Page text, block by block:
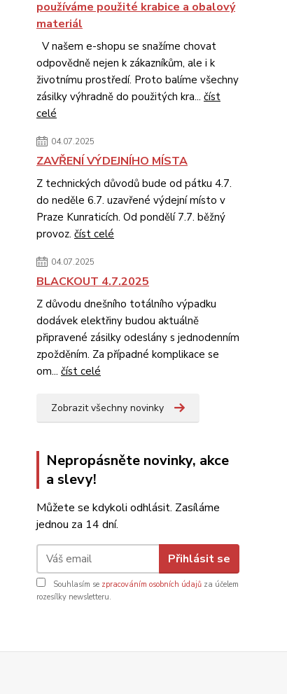
používáme použité krabice a obalový
materiál
V našem e-shopu se snažíme chovat
odpovědně nejen k zákazníkům, ale i k
životnímu prostředí. Proto balíme všechny
zásilky výhradně do použitých kra... číst
celé
04.07.2025
ZAVŘENÍ VÝDEJNÍHO MÍSTA
Z technických důvodů bude od pátku 4.7.
do neděle 6.7. uzavřené výdejní místo v
Praze Kunraticích. Od pondělí 7.7. běžný
provoz. číst celé
04.07.2025
BLACKOUT 4.7.2025
Z důvodu dnešního totálního výpadku
dodávek elektřiny budou aktuálně
připravené zásilky odeslány s jednodenním
zpožděním. Za případné komplikace se
om... číst celé
Zobrazit všechny novinky
Nepropásněte novinky, akce
a slevy!
Můžete se kdykoli odhlásit. Zasíláme
jednou za 14 dní.
Přihlásit se
Souhlasím se zpracováním osobních údajů za účelem
rozesílky newsletteru.